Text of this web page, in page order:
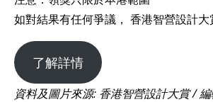
如對結果有任何爭議， 香港智營設計
了解詳情
資料及圖片來源: 香港智營設計大賞 / 編